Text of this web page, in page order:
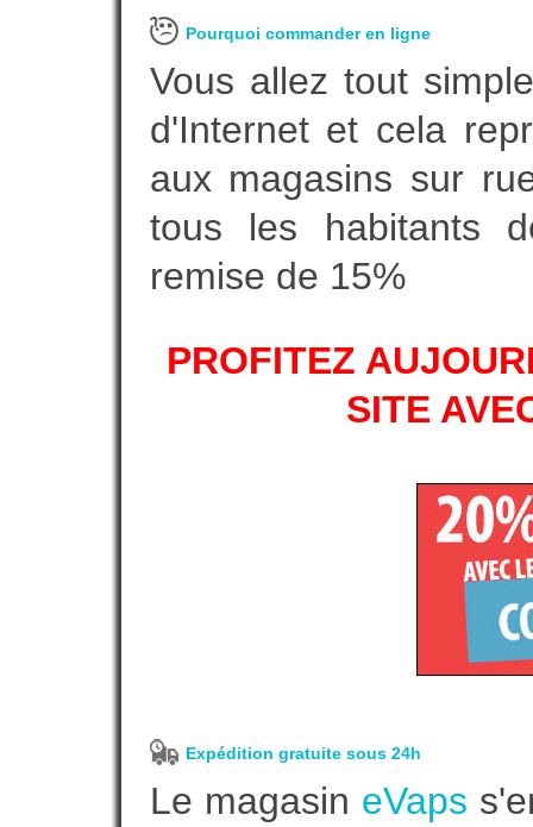
Pourquoi commander en ligne
Vous allez tout
d'Internet et cela
aux magasins sur
tous les habitants
remise de 15%
PROFITEZ
SITE
Expédition gratuite sous 24h
Le magasin eVaps